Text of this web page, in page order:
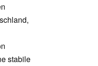
stabile